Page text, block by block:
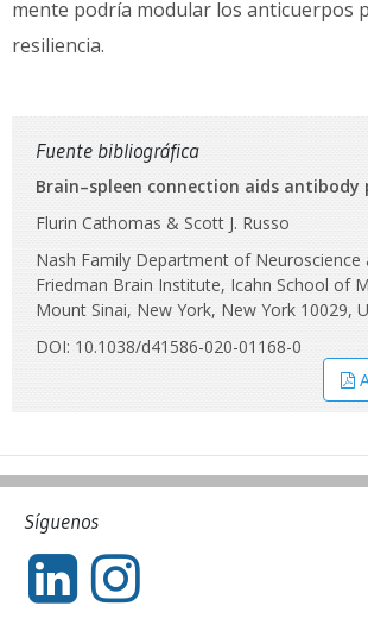
mente podría modular los anticuerpos
resiliencia.
Fuente bibliográfica
Brain–spleen connection aids antibody
Flurin Cathomas & Scott J. Russo
Nash Family Department of Neuroscience
Friedman Brain Institute, Icahn School of
Mount Sinai, New York, New York 10029,
DOI: 10.1038/d41586-020-01168-0
Síguenos